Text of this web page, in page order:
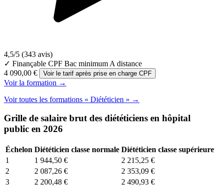
4,5/5 (343 avis)
✓ Finançable CPF Bac minimum A distance
4 090,00 €
Voir le tarif après prise en charge CPF
Voir la formation →
Voir toutes les formations « Diététicien » →
Grille de salaire brut des diététiciens en hôpital
public en 2026
Échelon Diététicien classe normale Diététicien classe supérieure
1
1 944,50 €
2 215,25 €
2
2 087,26 €
2 353,09 €
3
2 200,48 €
2 490,93 €